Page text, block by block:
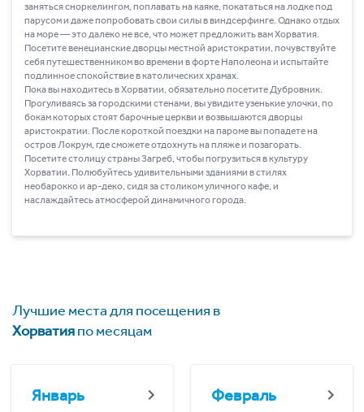
заняться сноркелингом, поплавать на каяке, покататься на лодке под
парусом и даже попробовать свои силы в виндсерфинге. Однако отдых
на море ― это далеко не все, что может предложить вам Хорватия.
Посетите венецианские дворцы местной аристократии, почувствуйте
себя путешественником во времени в форте Наполеона и испытайте
подлинное спокойствие в католических храмах.
Пока вы находитесь в Хорватии, обязательно посетите Дубровник.
Прогуливаясь за городскими стенами, вы увидите узенькие улочки, по
бокам которых стоят барочные церкви и возвышаются дворцы
аристократии. После короткой поездки на пароме вы попадете на
остров Локрум, где сможете отдохнуть на пляже и позагорать.
Посетите столицу страны Загреб, чтобы погрузиться в культуру
Хорватии. Полюбуйтесь удивительными зданиями в стилях
необарокко и ар-деко, сидя за столиком уличного кафе, и
наслаждайтесь атмосферой динамичного города.
Лучшие места для посещения в
Хорватияпо месяцам
Январь Февраль